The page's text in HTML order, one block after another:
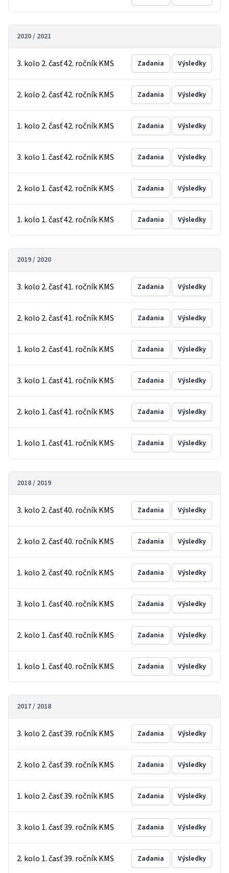
2020 / 2021
3. kolo 2. časť 42. ročník KMS Zadania Výsledky
2. kolo 2. časť 42. ročník KMS Zadania Výsledky
1. kolo 2. časť 42. ročník KMS Zadania Výsledky
3. kolo 1. časť 42. ročník KMS Zadania Výsledky
2. kolo 1. časť 42. ročník KMS Zadania Výsledky
1. kolo 1. časť 42. ročník KMS Zadania Výsledky
2019 / 2020
3. kolo 2. časť 41. ročník KMS Zadania Výsledky
2. kolo 2. časť 41. ročník KMS Zadania Výsledky
1. kolo 2. časť 41. ročník KMS Zadania Výsledky
3. kolo 1. časť 41. ročník KMS Zadania Výsledky
2. kolo 1. časť 41. ročník KMS Zadania Výsledky
1. kolo 1. časť 41. ročník KMS Zadania Výsledky
2018 / 2019
3. kolo 2. časť 40. ročník KMS Zadania Výsledky
2. kolo 2. časť 40. ročník KMS Zadania Výsledky
1. kolo 2. časť 40. ročník KMS Zadania Výsledky
3. kolo 1. časť 40. ročník KMS Zadania Výsledky
2. kolo 1. časť 40. ročník KMS Zadania Výsledky
1. kolo 1. časť 40. ročník KMS Zadania Výsledky
2017 / 2018
3. kolo 2. časť 39. ročník KMS Zadania Výsledky
2. kolo 2. časť 39. ročník KMS Zadania Výsledky
1. kolo 2. časť 39. ročník KMS Zadania Výsledky
3. kolo 1. časť 39. ročník KMS Zadania Výsledky
2. kolo 1. časť 39. ročník KMS Zadania Výsledky